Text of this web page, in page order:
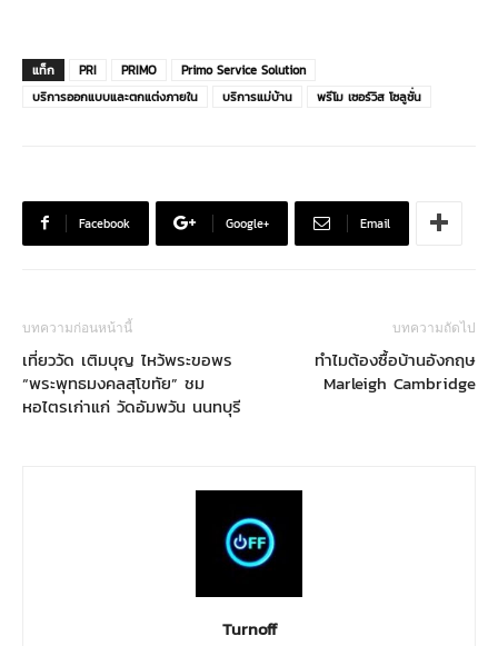
แท็ก PRI PRIMO
Primo Service Solution
บริการออกแบบและตกแต่งภายใน
บริการแม่บ้าน พรีโม เซอร์วิส โซลูชั่น
Facebook Google+ Email
บทความก่อนหน้านี้
เที่ยววัด เติมบุญ ไหว้พระขอพร
“พระพุทธมงคลสุโขทัย” ชม
หอไตรเก่าแก่ วัดอัมพวัน นนทบุรี
บทความถัดไป
ทำไมต้องซื้อบ้านอังกฤษ
Marleigh Cambridge
Turnoff